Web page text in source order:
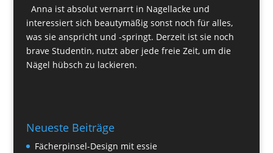
Anna ist absolut vernarrt in Nagellacke und
interessiert sich beautymäßig sonst noch für alles,
was sie anspricht und -springt. Derzeit ist sie noch
brave Studentin, nutzt aber jede freie Zeit, um die
Nägel hübsch zu lackieren.
Neueste Beiträge
Fächerpinsel-Design mit essie